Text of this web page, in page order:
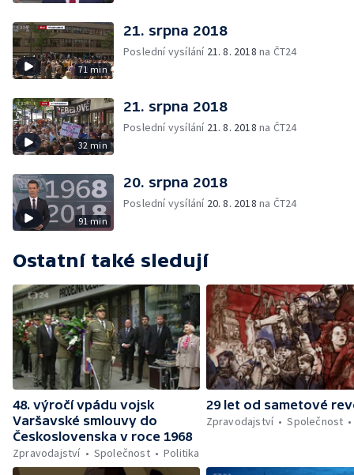
71 min
21. srpna 2018
Poslední vysílání 21. 8. 2018 na ČT24
32 min
21. srpna 2018
Poslední vysílání 21. 8. 2018 na ČT24
91 min
20. srpna 2018
Poslední vysílání 20. 8. 2018 na ČT24
Ostatní také sledují
48. výročí vpádu vojsk
Varšavské smlouvy do
Československa v roce 1968
Zpravodajství
Společnost Politika
29 let od sametové
Zpravodajství
Společnost